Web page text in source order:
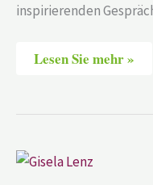
inspirierenden
Lesen Sie mehr »
Gisela
Lenz